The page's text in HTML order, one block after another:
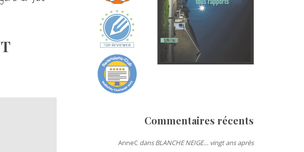
Commentaires récents
AnneC dansBLANCHE NEIGE… vingt ans après